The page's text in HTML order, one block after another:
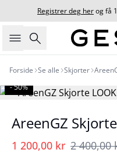
Registrer deg herog få
Søk
Forside Se alle Skjorter
- 50%
AreenGZ Skjorte
1 200,00 kr 2 400,00